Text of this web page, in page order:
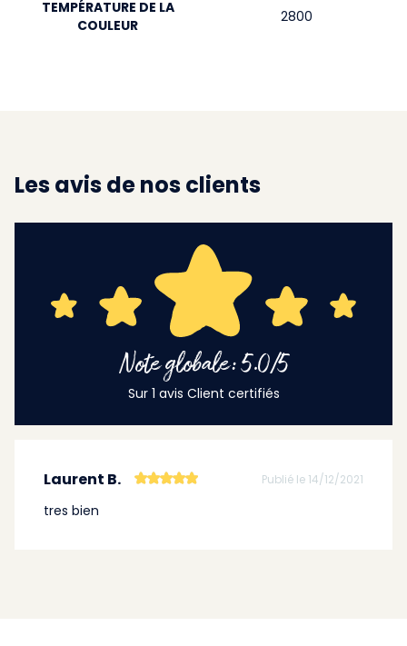
TEMPÉRATURE DE LA
COULEUR
2800
Les avis de nos clients
Laurent B. Publié le 14/12/2021
tres bien
Note globale: 5.0/5
Sur 1 avis Client certifiés